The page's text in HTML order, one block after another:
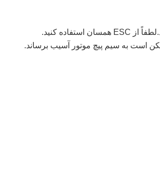
است به سیم پیچ موتور آسیب برساند.